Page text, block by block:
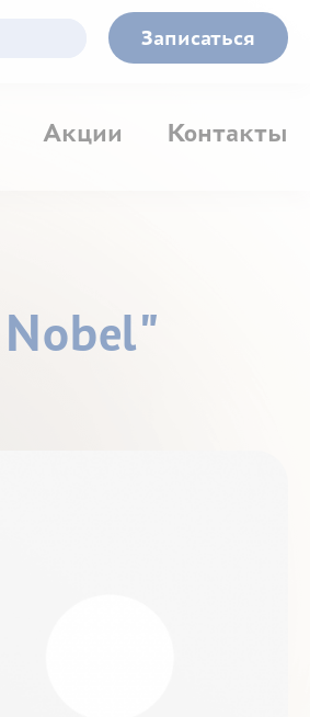
Записаться
Акции Контакты